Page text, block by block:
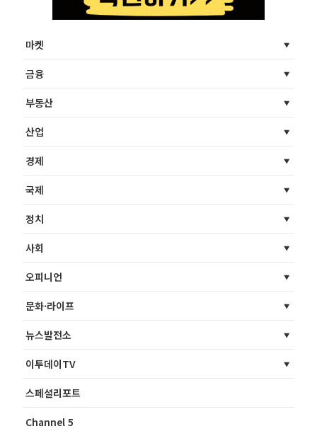
마켓
금융
부동산
산업
경제
국제
정치
사회
오피니언
문화·라이프
뉴스발전소
이투데이TV
스페셜리포트
Channel 5